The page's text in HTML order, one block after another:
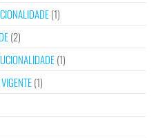
(1)
(2)
(1)
(1)